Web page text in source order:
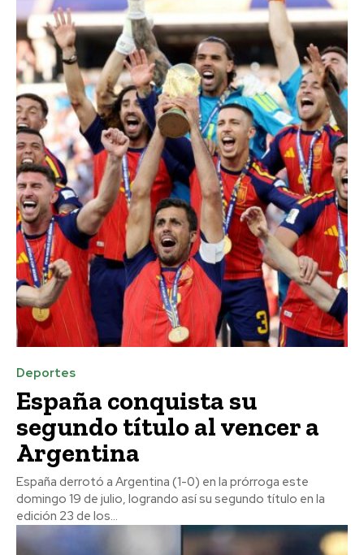
Deportes
España conquista su
segundo título al vencer a
Argentina
España derrotó a Argentina (1-0) en la prórroga este
domingo 19 de julio, logrando así su segundo título en la
edición 23 de los...